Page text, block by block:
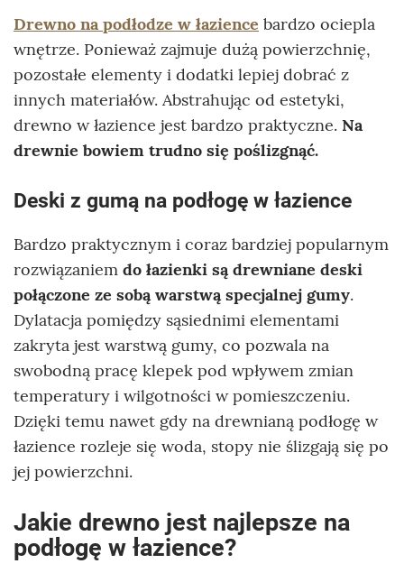
Drewno na podłodze w łazience bardzo ociepla
wnętrze. Ponieważ zajmuje dużą powierzchnię,
pozostałe elementy i dodatki lepiej dobrać z
innych materiałów. Abstrahując od estetyki,
drewno w łazience jest bardzo praktyczne. Na
drewnie bowiem trudno się poślizgnąć.
Deski z gumą na podłogę w łazience
Bardzo praktycznym i coraz bardziej popularnym
rozwiązaniem do łazienki są drewniane deski
połączone ze sobą warstwą specjalnej gumy.
Dylatacja pomiędzy sąsiednimi elementami
zakryta jest warstwą gumy, co pozwala na
swobodną pracę klepek pod wpływem zmian
temperatury i wilgotności w pomieszczeniu.
Dzięki temu nawet gdy na drewnianą podłogę w
łazience rozleje się woda, stopy nie ślizgają się po
jej powierzchni.
Jakie drewno jest najlepsze na
podłogę w łazience?